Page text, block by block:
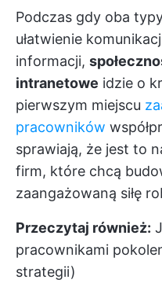
Podczas gdy oba
ułatwienie
informacji,
intranetowe idzie o
pierwszym miejscu
pracowników
sprawiają, że jest to
firm, które chcą
zaangażowaną siłę
Przeczytaj również:
pracownikami
strategii)